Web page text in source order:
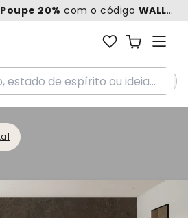
Poupe 20% com o código WALL20
de espírito ou ideia...